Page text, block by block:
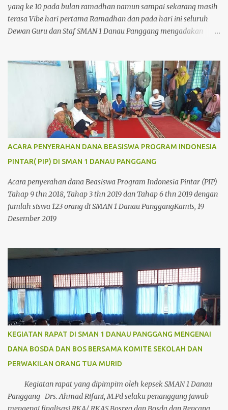
yang ke 10 pada bulan ramadhan namun sampai sekarang masih
terasa Vibe hari pertama Ramadhan dan pada hari ini seluruh
Dewan Guru dan Staf SMAN 1 Danau Panggang mengadakan
berbeda dari wajah-wajah yang terdapat pada foto ini namun
setelah di tela'ah ada beberapa wajah baru yang hadir di keluarga
besar SMAN 1 Danau Panggang. semoga dengan hadirnya
mereka dapat memberikan menyegaran dan kemajuaan untuk
sekolah kita tercinta. Sangat terlihat keakraban dan
kebersamaan yang tercipta dari kebersamaan ini semoga kita
akan terus bersama melewati hari-hari yang terlihat tidak akan
menjadikan keringanan langkah kaki kita dalam meniti hari-hari
di SMAN 1 Danau Panggang Dan .... Dan ... Dan SELAMAT KEPADA
GURU-GURU kita yang tepat pada hari ini Rabu, 13...
ACARA PENYERAHAN DANA BEASISWA PROGRAM INDONESIA
PINTAR( PIP) DI SMAN 1 DANAU PANGGANG
Acara penyerahan dana Beasiswa Program Indonesia Pintar (PIP)
Tahap 9 thn 2018, Tahap 3 thn 2019 dan Tahap 6 thn 2019 dengan
jumlah siswa 123 orang di SMAN 1 Danau PanggangKamis, 19
Desember 2019
KEGIATAN RAPAT DI SMAN 1 DANAU PANGGANG MENGENAI
DANA BOSDA DAN BOS BERSAMA KOMITE SEKOLAH DAN
PERWAKILAN ORANG TUA MURID
Kegiatan rapat yang dipimpim oleh kepsek SMAN 1 Danau
Panggang Drs. Ahmad Rifani, M.Pd selaku penanggung jawab